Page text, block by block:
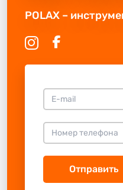
POLAX –
Отправить